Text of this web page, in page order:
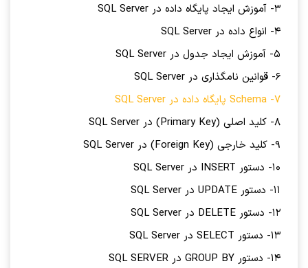
3- آموزش ایجاد پایگاه داده در SQL Server
4- انواع داده در SQL Server
5- آموزش ایجاد جدول در SQL Server
6- قوانین نامگذاری در SQL Server
7- Schema پایگاه داده در SQL Server
8- کلید اصلی (Primary Key) در SQL Server
9- کلید خارجی (Foreign Key) در SQL Server
10- دستور INSERT در SQL Server
11- دستور UPDATE در SQL Server
12- دستور DELETE در SQL Server
13- دستور SELECT در SQL Server
14- دستور GROUP BY در SQL SERVER